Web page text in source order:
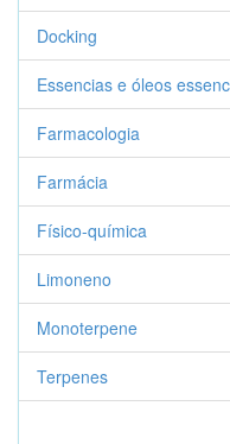
Docking
Essencias e óleos
Farmacologia
Farmácia
Físico-química
Limoneno
Monoterpene
Terpenes